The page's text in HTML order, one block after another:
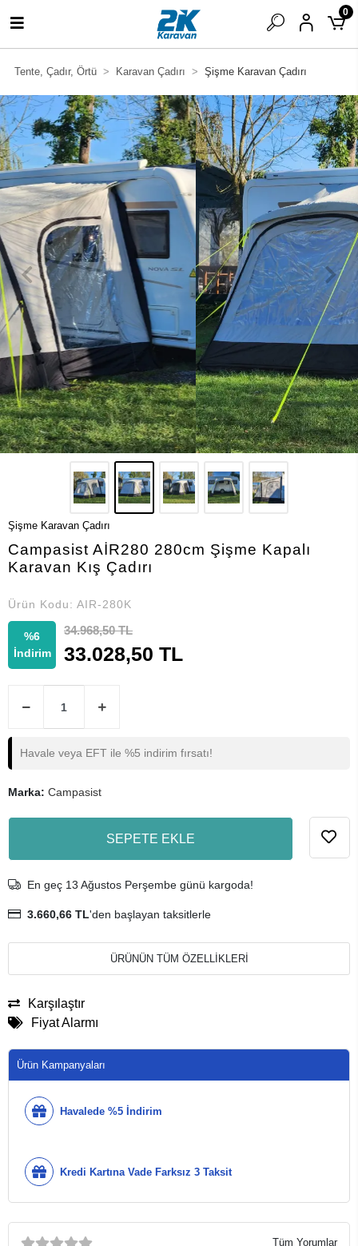
0
Tente, Çadır, Örtü Karavan Çadırı Şişme Karavan Çadırı
Şişme Karavan Çadırı
Campasist AİR280 280cm Şişme Kapalı
Karavan Kış Çadırı
Ürün Kodu: AIR-280K
%6
İndirim
34.968,50 TL
33.028,50 TL
Havale veya EFT ile %5 indirim fırsatı!
Marka: Campasist
SEPETE EKLE
En geç 13 Ağustos Perşembe günü kargoda!
3.660,66 TL'den başlayan taksitlerle
ÜRÜNÜN TÜM ÖZELLİKLERİ
Karşılaştır
Fiyat Alarmı
Ürün Kampanyaları
Havalede %5 İndirim
Kredi Kartına Vade Farksız 3 Taksit
Tüm Yorumlar